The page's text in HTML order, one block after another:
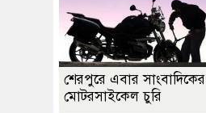
শেরপুরে এবার সাংবাদিকের
মোটরসাইকেল চুরি